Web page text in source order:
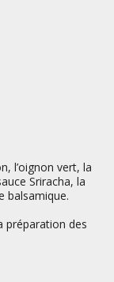
l’oignon vert, la
Sriracha, la
balsamique.
préparation des